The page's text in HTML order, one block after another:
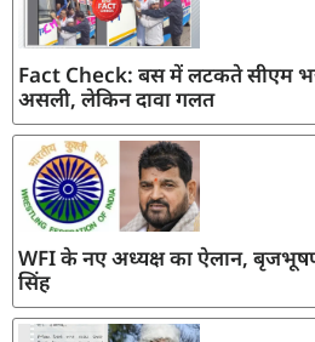
Fact Check: बस में लटकते सीएम
असली, लेकिन दावा गलत
WFI के नए अध्यक्ष का ऐलान,
सिंह